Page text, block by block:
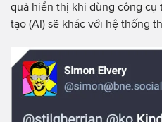
quả hiển thị khi dùng công cụ
tạo (AI) sẽ khác với hệ thống